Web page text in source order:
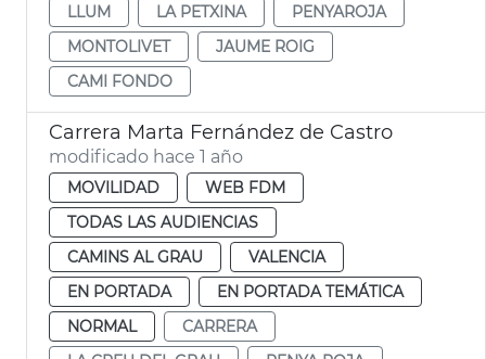
LLUM
LA PETXINA
PENYAROJA
MONTOLIVET
JAUME ROIG
CAMI FONDO
Carrera Marta Fernández de Castro
modificado hace 1 año
MOVILIDAD
WEB FDM
TODAS LAS AUDIENCIAS
CAMINS AL GRAU
VALENCIA
EN PORTADA
EN PORTADA TEMÁTICA
NORMAL
CARRERA